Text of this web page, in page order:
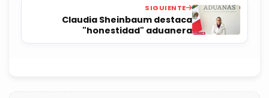
SIGUIENTE
Claudia Sheinbaum destaca
"honestidad" aduanera